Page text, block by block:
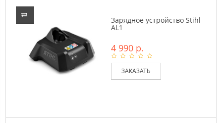
Зарядное устройство Stihl
AL1
4 990 р.
ЗАКАЗАТЬ